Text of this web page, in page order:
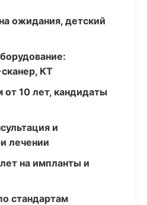
ожидания, детский
КТ
от 10 лет, кандидаты
и
лечении
на импланты и
стандартам